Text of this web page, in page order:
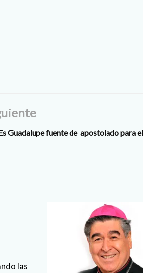
Guadalupe fuente de apostolado para
las